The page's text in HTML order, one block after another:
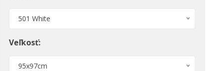
501 White
Veľkosť:
95x97cm